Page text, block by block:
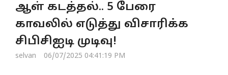
a
v
a
ஆள் கடத்தல்.. 5 பேரை
காவலில் எடுத்து விசாரிக்க
சிபிசிஐடி முடிவு!
selvan 06/07/2025 04:41:19 PM